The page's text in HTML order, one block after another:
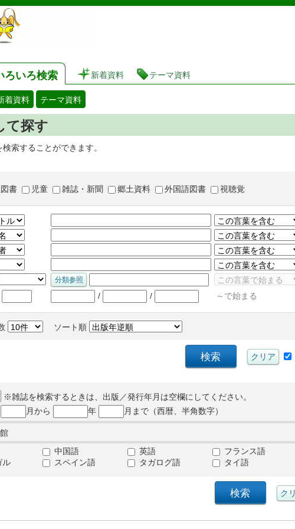
茨城県立図書館 蔵書検索・予約システム
ろいろ検索 新着資料 テーマ資料
着資料 テーマ資料
て探す
索することができます。
書 児童 雑誌・新聞 郷土資料 外国語図書 視聴覚
/ / ～で始まる
ソート順
※雑誌を検索するときは、出版／発行年月は空欄にしてください。
月から 年 月まで（西暦、半角数字）
中国語 英語 フランス語
ル
スペイン語 タガログ語 タイ語